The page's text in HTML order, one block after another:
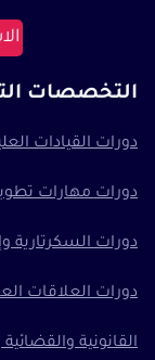
التخصصات
دورات القيادات
دورات مهارات
دورات السكرتارية
دورات العلاقات
القانونية